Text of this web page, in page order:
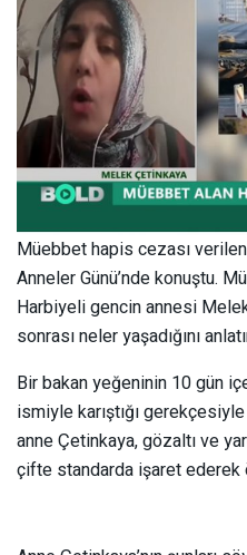
Müebbet hapis cezası
Anneler Günü’nde konuştu.
Harbiyeli gencin annesi
sonrası neler yaşadığını
Bir bakan yeğeninin 10 gün
ismiyle karıştığı
anne Çetinkaya, gözaltı ve
çifte standarda işaret ederek